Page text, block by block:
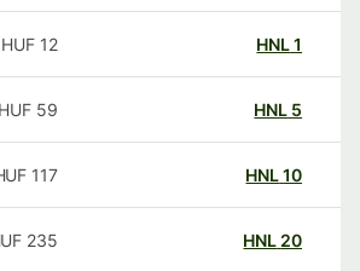
HNL
HUF
HNL
59
HUF
HNL
117
HUF
20
HNL
235
HUF